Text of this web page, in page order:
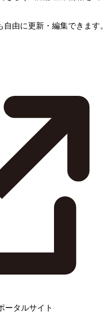
由に更新・編集できます。
ータルサイト